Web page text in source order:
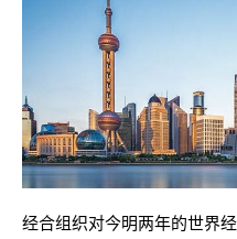
经合组织对今明两年的世界